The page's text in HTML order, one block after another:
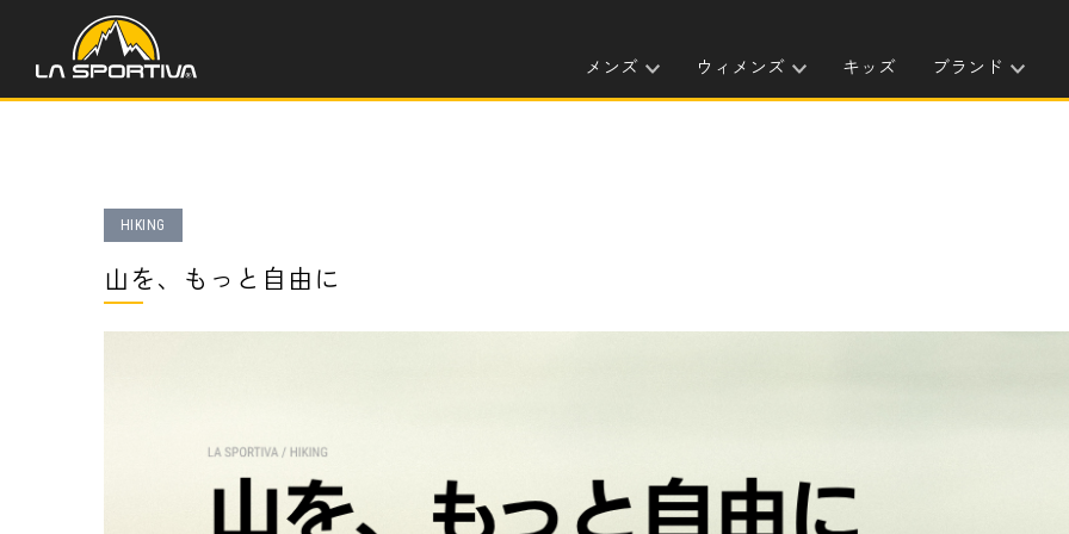
メンズ ウィメンズ キッズ ブランド
HIKING
山を、もっと自由に